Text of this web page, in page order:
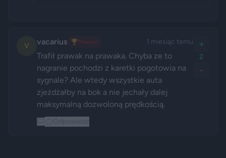
V vacarius 🏆Master 1 miesiąc temu
Trafił prawak na prawaka. Chyba ze to
nagranie pochodzi z karetki pogotowia na
sygnale? Ale wtedy wszystkie auta
zjeżdżałby na bok a nie jechały dalej
maksymalną dozwoloną prędkością.
+
2
-